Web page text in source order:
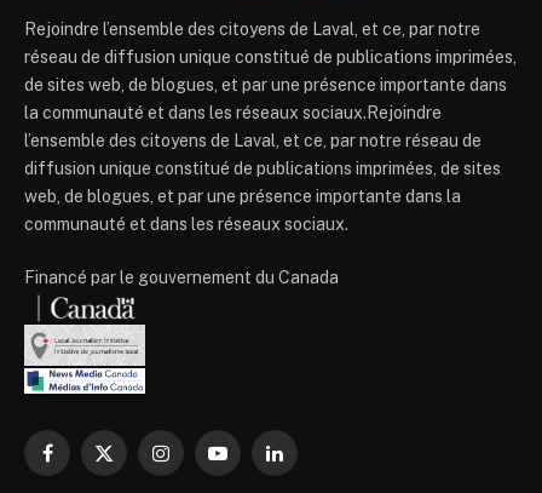
Rejoindre l’ensemble des citoyens de Laval, et ce, par notre
réseau de diffusion unique constitué de publications imprimées,
de sites web, de blogues, et par une présence importante dans
la communauté et dans les réseaux sociaux.Rejoindre
l’ensemble des citoyens de Laval, et ce, par notre réseau de
diffusion unique constitué de publications imprimées, de sites
web, de blogues, et par une présence importante dans la
communauté et dans les réseaux sociaux.
Financé par le gouvernement du Canada
Facebook
X
InstagramYouTubeLinkedIn